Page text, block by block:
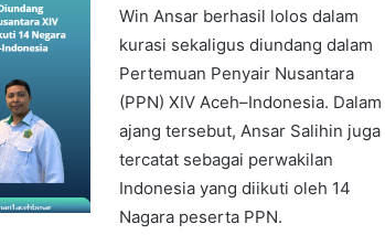
Win Ansar berhasil lolos dalam
kurasi sekaligus diundang dalam
Pertemuan Penyair Nusantara
(PPN) XIV Aceh–Indonesia. Dalam
ajang tersebut, Ansar Salihin juga
tercatat sebagai perwakilan
Indonesia yang diikuti oleh 14
Nagara peserta PPN.